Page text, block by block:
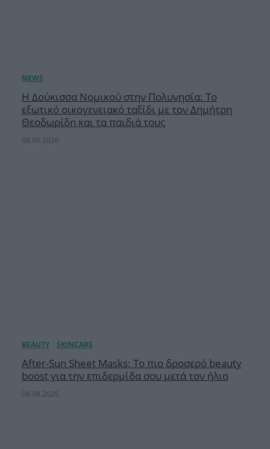
Η Δούκισσα Νομικού στην Πολυνησία: Το
εξωτικό οικογενειακό ταξίδι με τον Δημήτρη
Θεοδωρίδη και τα παιδιά τους
08.08.2026
After-Sun Sheet Masks: Το πιο δροσερό beauty
boost για την επιδερμίδα σου μετά τον ήλιο
08.08.2026